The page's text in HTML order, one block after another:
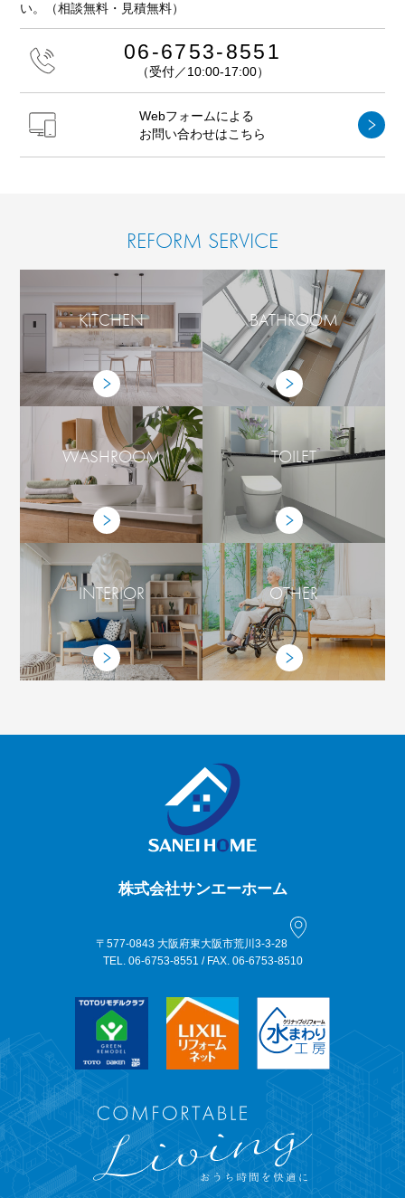
い。
（相談無料・見積無料）
06-6753-8551
（受付／10:00-17:00）
Webフォームによる
お問い合わせはこちら
REFORM SERVICE
KITCHEN BATHROOM
WASHROOM TOILET
INTERIOR OTHER
株式会社サンエーホーム
〒577-0843 大阪府東大阪市荒川3-3-28
TEL. 06-6753-8551 / FAX. 06-6753-8510